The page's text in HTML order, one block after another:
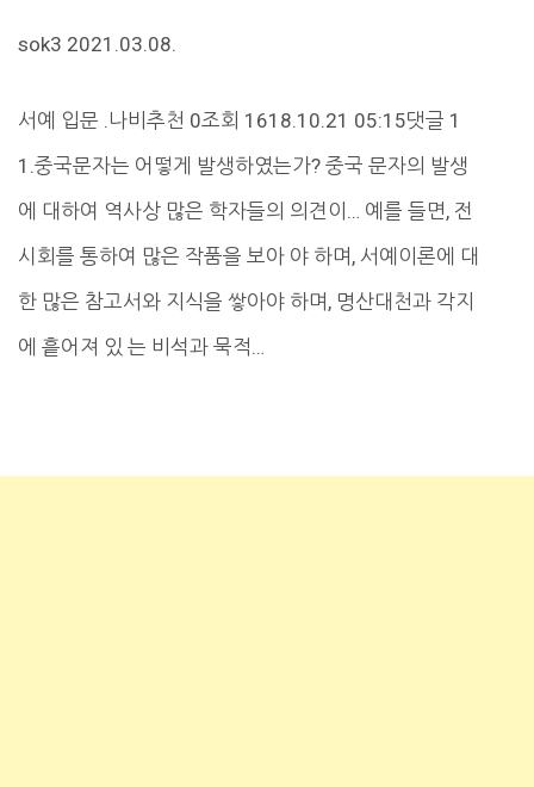
sok3 2021.03.08.
서예 입문 .나비추천 0조회 1618.10.21 05:15댓글 1
1.중국문자는 어떻게 발생하였는가? 중국 문자의 발생
에 대하여 역사상 많은 학자들의 의견이… 예를 들면, 전
시회를 통하여 많은 작품을 보아 야 하며, 서예이론에 대
한 많은 참고서와 지식을 쌓아야 하며, 명산대천과 각지
에 흩어져 있 는 비석과 묵적…